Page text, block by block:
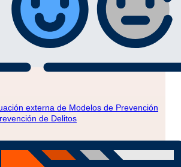
externa de Modelos de Prevención
de Delitos